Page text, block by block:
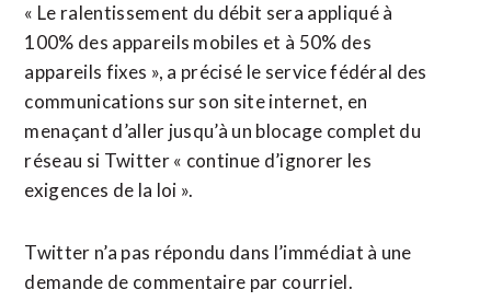
« Le ralentissement du débit sera appliqué à
100% des appareils mobiles et à 50% des
appareils fixes », a précisé le service fédéral des
communications sur son site internet, en
menaçant d’aller jusqu’à un blocage complet du
réseau si Twitter « continue d’ignorer les
exigences de la loi ».
Twitter n’a pas répondu dans l’immédiat à une
demande de commentaire par courriel.